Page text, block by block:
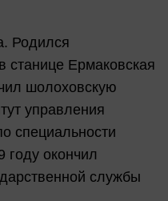
Родился
станице Ермаковская
шолоховскую
управления
специальности
году окончил
службы